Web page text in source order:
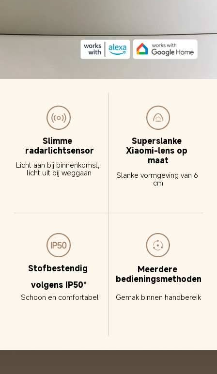
Slimme
radarlichtsensor
Licht aan bij binnenkomst,
licht uit bij weggaan
Superslanke
Xiaomi-lens op
maat
Slanke vormgeving van 6
cm
Stofbestendig
volgens IP50*
Schoon en comfortabel
Meerdere
bedieningsmethoden
Gemak binnen handbereik